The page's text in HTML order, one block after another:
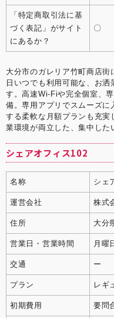
「特定商取引法に基
づく表記」がサイト
にあるか？
〇
大分市のガレリア竹町商店
日いつでも利用可能な、お
す。高速Wi-Fiや完全個室、
備。専用アプリでスムーズ
する柔軟な月額プランも充
業環境が両立した、集中した
シェアオフィス102
名称 シェ
運営会社 株式
住所 大分
営業日・営業時間 月曜
交通 ー
プラン レギ
初期費用 要問